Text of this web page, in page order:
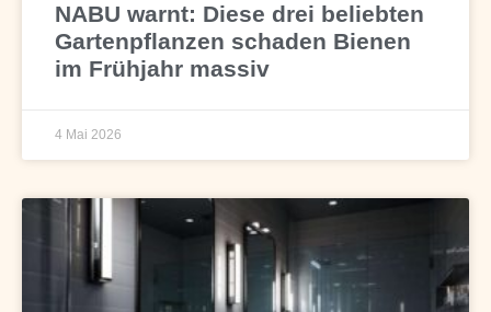
NABU warnt: Diese drei beliebten
Gartenpflanzen schaden Bienen
im Frühjahr massiv
4 Mai 2026